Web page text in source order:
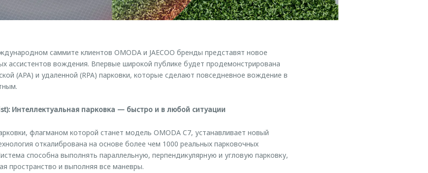
саммите клиентов OMODA и JAECOO бренды представят новое
ассистентов вождения. Впервые широкой публике будет продемонстрирована
(APA) и удаленной (RPA) парковки, которые сделают повседневное вождение в
Интеллектуальная парковка — быстро и в любой ситуации
флагманом которой станет модель OMODA C7, устанавливает новый
откалибрована на основе более чем 1000 реальных парковочных
способна выполнять параллельную, перпендикулярную и угловую парковку,
пространство и выполняя все маневры.